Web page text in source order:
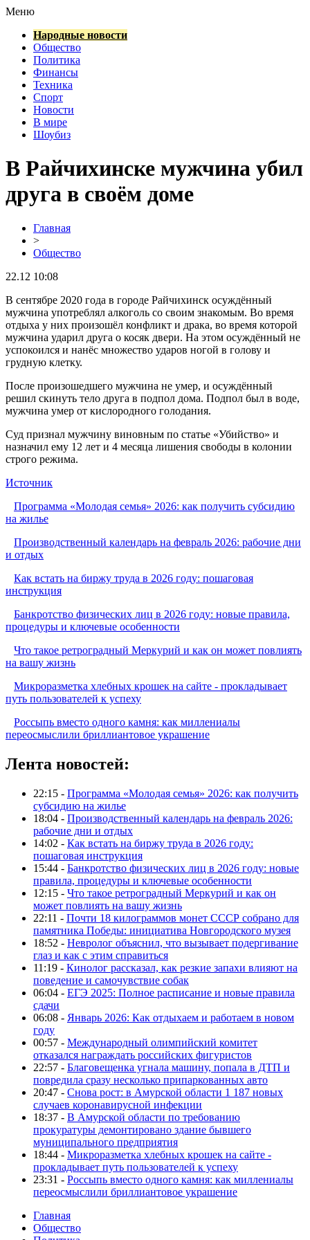
Меню
Народные новости
Общество
Политика
Финансы
Техника
Спорт
Новости
В мире
Шоубиз
В Райчихинске мужчина убил
друга в своём доме
Главная
>
Общество
22.12 10:08
В сентябре 2020 года в городе Райчихинск осуждённый
мужчина употреблял алкоголь со своим знакомым. Во время
отдыха у них произошёл конфликт и драка, во время которой
мужчина ударил друга о косяк двери. На этом осуждённый не
успокоился и нанёс множество ударов ногой в голову и
грудную клетку.
После произошедшего мужчина не умер, и осуждённый
решил скинуть тело друга в подпол дома. Подпол был в воде,
мужчина умер от кислородного голодания.
Суд признал мужчину виновным по статье «Убийство» и
назначил ему 12 лет и 4 месяца лишения свободы в колонии
строго режима.
Источник
Программа «Молодая семья» 2026: как получить субсидию
на жилье
Производственный календарь на февраль 2026: рабочие дни
и отдых
Как встать на биржу труда в 2026 году: пошаговая
инструкция
Банкротство физических лиц в 2026 году: новые правила,
процедуры и ключевые особенности
Что такое ретроградный Меркурий и как он может повлиять
на вашу жизнь
Микроразметка хлебных крошек на сайте - прокладывает
путь пользователей к успеху
Россыпь вместо одного камня: как миллениалы
переосмыслили бриллиантовое украшение
Лента новостей:
22:15 - Программа «Молодая семья» 2026: как получить
субсидию на жилье
18:04 - Производственный календарь на февраль 2026:
рабочие дни и отдых
14:02 - Как встать на биржу труда в 2026 году:
пошаговая инструкция
15:44 - Банкротство физических лиц в 2026 году: новые
правила, процедуры и ключевые особенности
12:15 - Что такое ретроградный Меркурий и как он
может повлиять на вашу жизнь
22:11 - Почти 18 килограммов монет СССР собрано для
памятника Победы: инициатива Новгородского музея
18:52 - Невролог объяснил, что вызывает подергивание
глаз и как с этим справиться
11:19 - Кинолог рассказал, как резкие запахи влияют на
поведение и самочувствие собак
06:04 - ЕГЭ 2025: Полное расписание и новые правила
сдачи
06:08 - Январь 2026: Как отдыхаем и работаем в новом
году
00:57 - Международный олимпийский комитет
отказался награждать российских фигуристов
22:57 - Благовещенка угнала машину, попала в ДТП и
повредила сразу несколько припаркованных авто
20:47 - Снова рост: в Амурской области 1 187 новых
случаев коронавирусной инфекции
18:37 - В Амурской области по требованию
прокуратуры демонтировано здание бывшего
муниципального предприятия
18:44 - Микроразметка хлебных крошек на сайте -
прокладывает путь пользователей к успеху
23:31 - Россыпь вместо одного камня: как миллениалы
переосмыслили бриллиантовое украшение
Главная
Общество